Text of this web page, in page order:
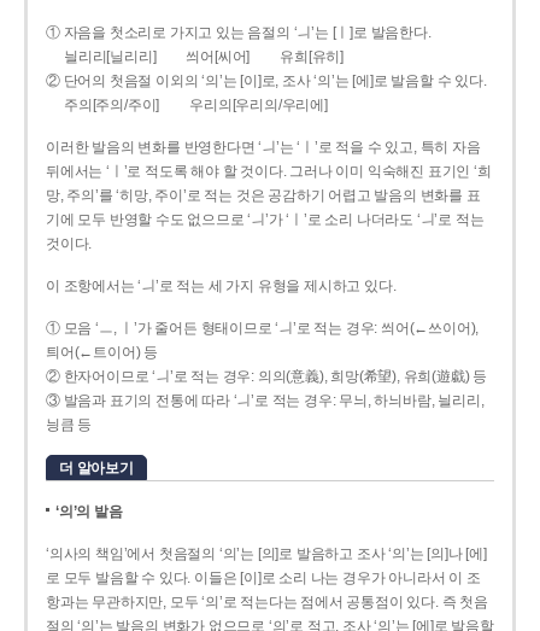
① 자음을 첫소리로 가지고 있는 음절의 ‘ㅢ’는 [ㅣ]로 발음한다.
늴리리[닐리리]
씌어[씨어]
유희[유히]
② 단어의 첫음절 이외의 ‘의’는 [이]로, 조사 ‘의’는 [에]로 발음할 수 있다.
주의[주의/주이]
우리의[우리의/우리에]
이러한 발음의 변화를 반영한다면 ‘ㅢ’는 ‘ㅣ’로 적을 수 있고, 특히 자음
뒤에서는 ‘ㅣ’로 적도록 해야 할 것이다. 그러나 이미 익숙해진 표기인 ‘희
망, 주의’를 ‘히망, 주이’로 적는 것은 공감하기 어렵고 발음의 변화를 표
기에 모두 반영할 수도 없으므로 ‘ㅢ’가 ‘ㅣ’로 소리 나더라도 ‘ㅢ’로 적는
것이다.
이 조항에서는 ‘ㅢ’로 적는 세 가지 유형을 제시하고 있다.
① 모음 ‘ㅡ, ㅣ’가 줄어든 형태이므로 ‘ㅢ’로 적는 경우: 씌어(←쓰이어),
틔어(←트이어) 등
② 한자어이므로 ‘ㅢ’로 적는 경우: 의의(意義), 희망(希望), 유희(遊戱) 등
③ 발음과 표기의 전통에 따라 ‘ㅢ’로 적는 경우: 무늬, 하늬바람, 늴리리,
닁큼 등
더 알아보기
‘의’의 발음
‘의사의 책임’에서 첫음절의 ‘의’는 [의]로 발음하고 조사 ‘의’는 [의]나 [에]
로 모두 발음할 수 있다. 이들은 [이]로 소리 나는 경우가 아니라서 이 조
항과는 무관하지만, 모두 ‘의’로 적는다는 점에서 공통점이 있다. 즉 첫음
절의 ‘의’는 발음의 변화가 없으므로 ‘의’로 적고, 조사 ‘의’는 [에]로 발음할